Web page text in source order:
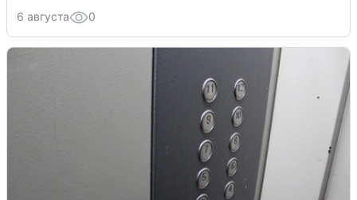
6 августа 0